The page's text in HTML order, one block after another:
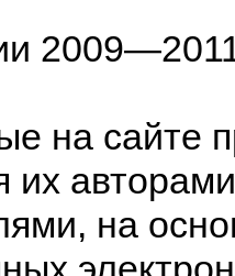
на сайте
их
на